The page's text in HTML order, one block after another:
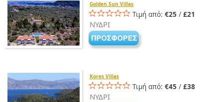
Golden Sun Villas
Τιμή από: €25 / £21
ΝΥΔΡΙ
Kores Villas
Τιμή από: €45 / £38
ΝΥΔΡΙ